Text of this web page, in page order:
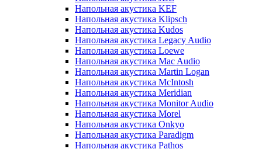
Напольная акустика KEF
Напольная акустика Klipsch
Напольная акустика Kudos
Напольная акустика Legacy Audio
Напольная акустика Loewe
Напольная акустика Mac Audio
Напольная акустика Martin Logan
Напольная акустика McIntosh
Напольная акустика Meridian
Напольная акустика Monitor Audio
Напольная акустика Morel
Напольная акустика Onkyo
Напольная акустика Paradigm
Напольная акустика Pathos